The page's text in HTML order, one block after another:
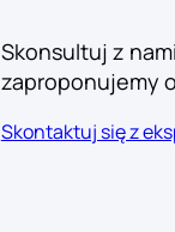
Skonsultuj z
zaproponujemy
Skontaktuj się z